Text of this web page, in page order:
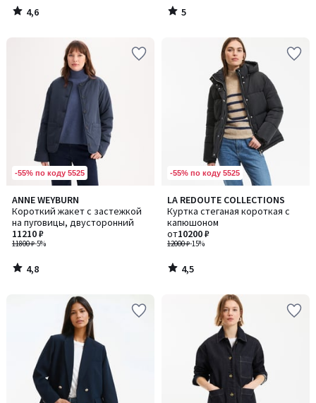
4,6
/
5
/
-55% по коду 5525
ANNE WEYBURN
Короткий жакет с застежкой
на пуговицы, двусторонний
11800 ₽-5%
11210 ₽
4,8
/ 5
4,8
/
-55% по коду 5525
LA REDOUTE COLLECTIONS
Куртка стеганая короткая с
капюшоном
12000 ₽-15%
от10200 ₽
4,5
/ 5
4,5
/